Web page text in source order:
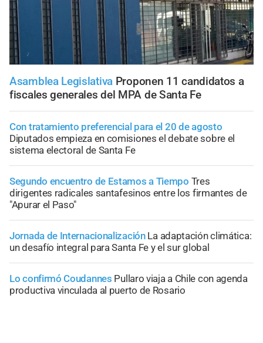
Asamblea Legislativa Proponen 11 candidatos a
fiscales generales del MPA de Santa Fe
Con tratamiento preferencial para el 20 de agosto
Diputados empieza en comisiones el debate sobre el
sistema electoral de Santa Fe
Segundo encuentro de Estamos a Tiempo Tres
dirigentes radicales santafesinos entre los firmantes de
"Apurar el Paso"
Jornada de Internacionalización La adaptación climática:
un desafío integral para Santa Fe y el sur global
Lo confirmó Coudannes Pullaro viaja a Chile con agenda
productiva vinculada al puerto de Rosario